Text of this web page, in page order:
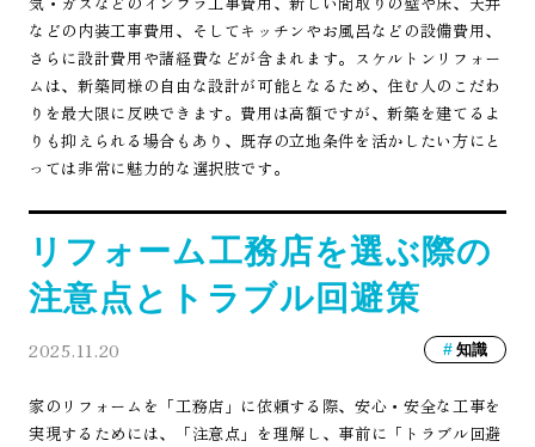
などの内装工事費用、そしてキッチンやお風呂などの設備費用、
さらに設計費用や諸経費などが含まれます。スケルトンリフォー
ムは、新築同様の自由な設計が可能となるため、住む人のこだわ
りを最大限に反映できます。費用は高額ですが、新築を建てるよ
りも抑えられる場合もあり、既存の立地条件を活かしたい方にと
っては非常に魅力的な選択肢です。
リフォーム工務店を選ぶ際の
注意点とトラブル回避策
2025.11.20 知識
家のリフォームを「工務店」に依頼する際、安心・安全な工事を
実現するためには、「注意点」を理解し、事前に「トラブル回避